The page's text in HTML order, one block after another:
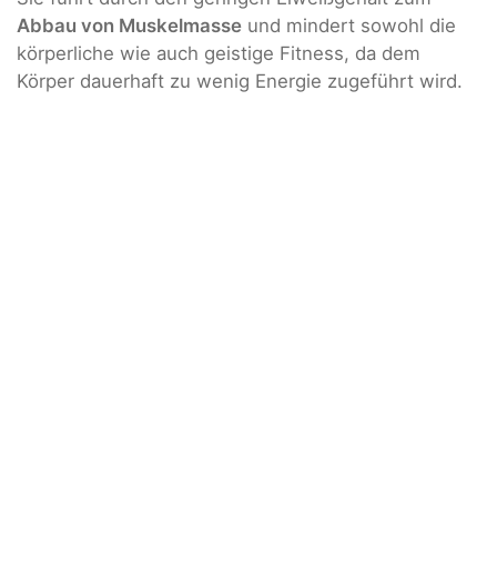
Abbau von Muskelmasse und mindert sowohl die
körperliche wie auch geistige Fitness, da dem
Körper dauerhaft zu wenig Energie zugeführt wird.